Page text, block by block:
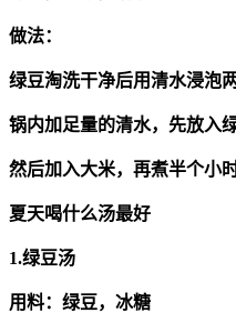
做法：
绿豆淘洗干净后用清水浸泡
锅内加足量的清水，先放入
然后加入大米，再煮半个小
夏天喝什么汤最好
1.绿豆汤
用料：绿豆，冰糖